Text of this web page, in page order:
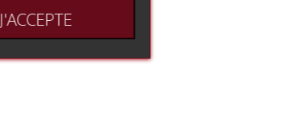
J'ACCEPTE